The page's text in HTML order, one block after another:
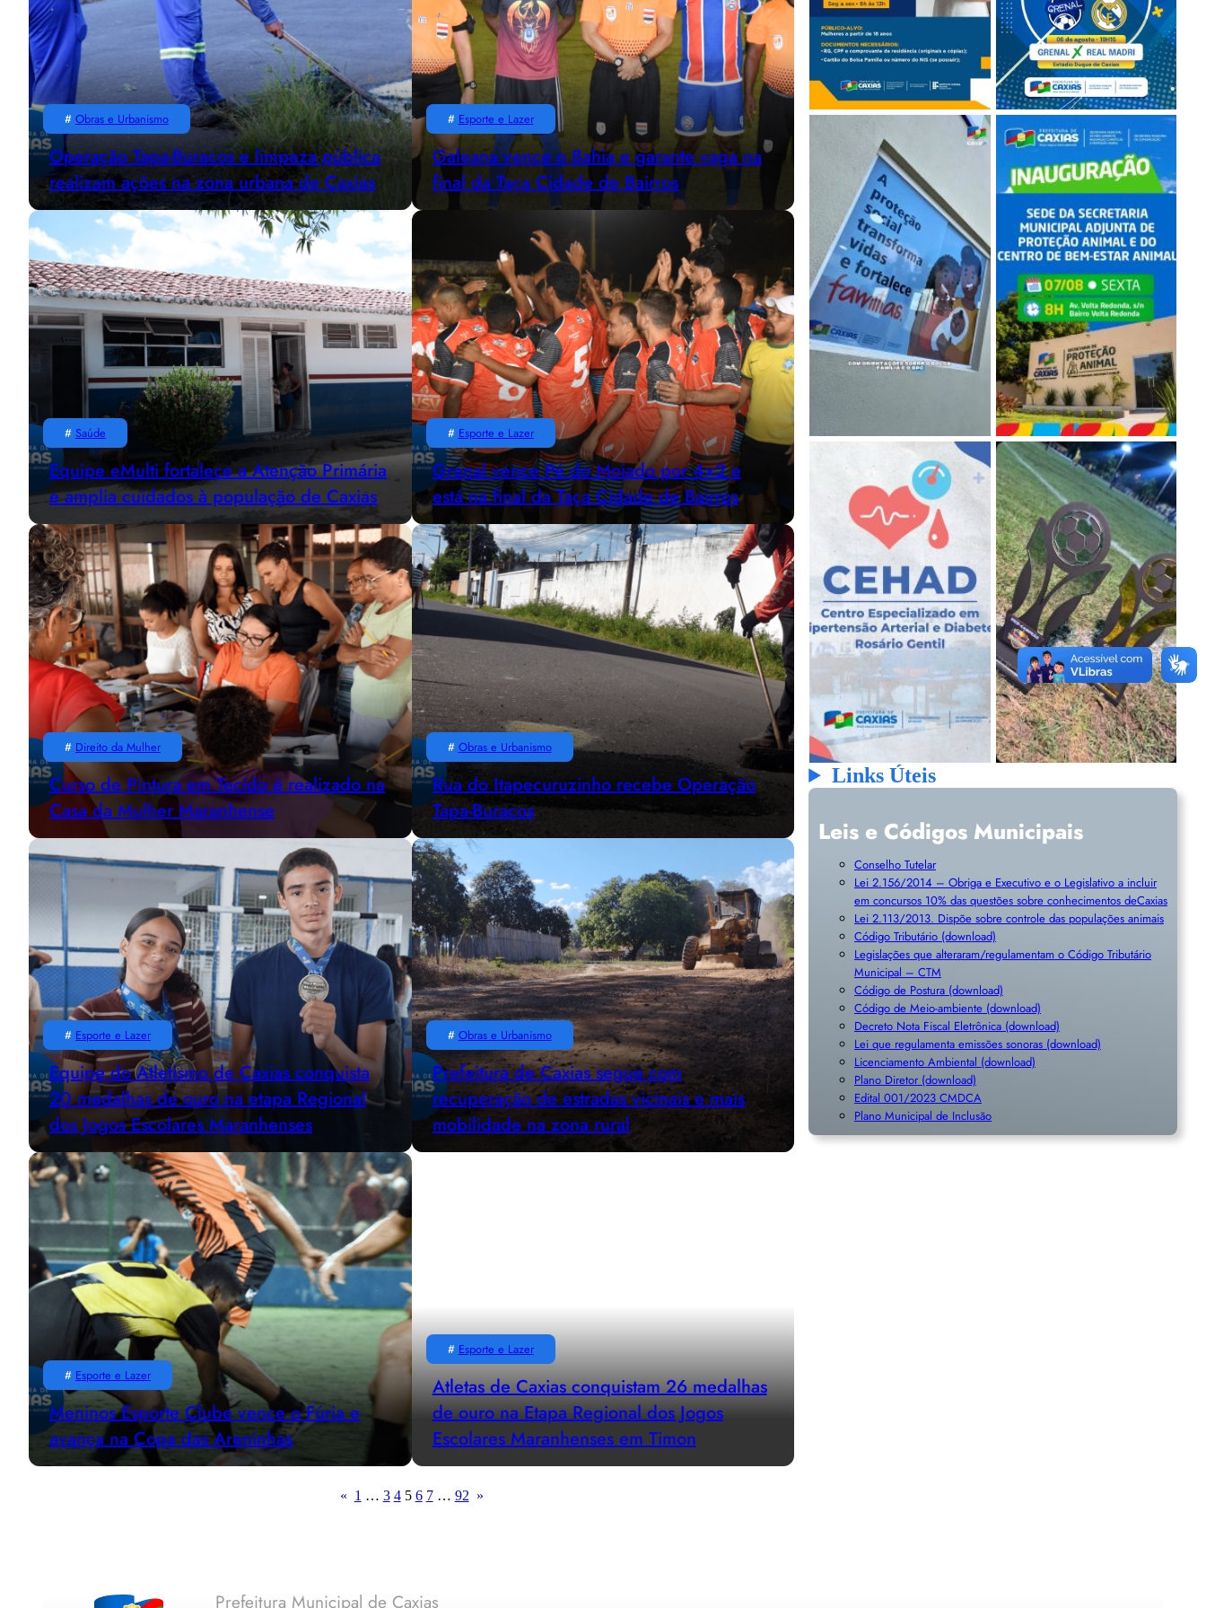
# Obras e Urbanismo
Operação Tapa-Buracos e limpeza pública
realizam ações na zona urbana de Caxias
# Esporte e Lazer
Galeana vence o Bahia e garante vaga na
final da Taça Cidade de Bairros
# Saúde
Equipe eMulti fortalece a Atenção Primária
e amplia cuidados à população de Caxias
# Esporte e Lazer
Grenal vence Pé do Moiado por 4×2 e
está na final da Taça Cidade de Bairros
# Direito da Mulher
Curso de Pintura em Tecido é realizado na
Casa da Mulher Maranhense
# Obras e Urbanismo
Rua do Itapecuruzinho recebe Operação
Tapa-Buracos
# Esporte e Lazer
Equipe do Atletismo de Caxias conquista
20 medalhas de ouro na etapa Regional
dos Jogos Escolares Maranhenses
# Obras e Urbanismo
Prefeitura de Caxias segue com
recuperação de estradas vicinais e mais
mobilidade na zona rural
# Esporte e Lazer
Meninos Esporte Clube vence o Fúria e
avança na Copa das Areninhas
# Esporte e Lazer
Atletas de Caxias conquistam 26 medalhas
de ouro na Etapa Regional dos Jogos
Escolares Maranhenses em Timon
« 1 … 3 4 5 6 7 … 92 »
Links Úteis
Leis e Códigos Municipais
Conselho Tutelar
Lei 2.156/2014 – Obriga e Executivo e o Legislativo a incluir
em concursos 10% das questões sobre conhecimentos deCaxias
Lei 2.113/2013. Dispõe sobre controle das populações animais
Código Tributário (download)
Legislações que alteraram/regulamentam o Código Tributário
Municipal – CTM
Código de Postura (download)
Código de Meio-ambiente (download)
Decreto Nota Fiscal Eletrônica (download)
Lei que regulamenta emissões sonoras (download)
Licenciamento Ambiental (download)
Plano Diretor (download)
Edital 001/2023 CMDCA
Plano Municipal de Inclusão
Prefeitura Municipal de Caxias